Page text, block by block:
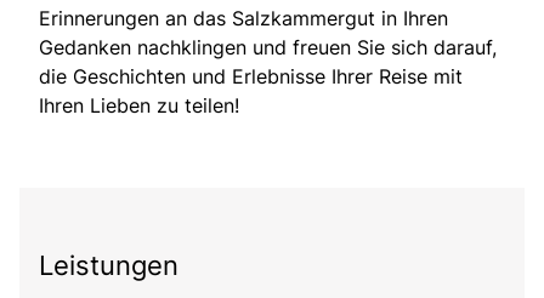
Erinnerungen an das Salzkammergut in Ihren
Gedanken nachklingen und freuen Sie sich darauf,
die Geschichten und Erlebnisse Ihrer Reise mit
Ihren Lieben zu teilen!
Leistungen